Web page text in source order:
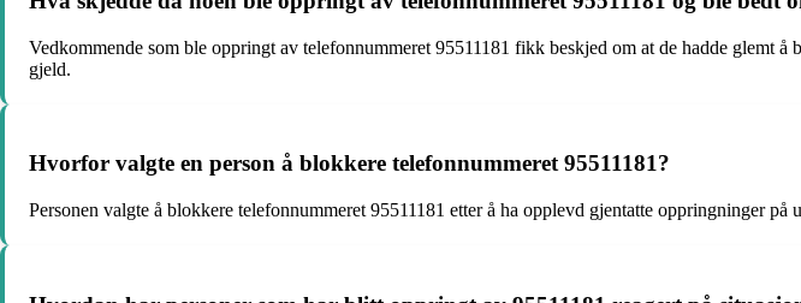
Vedkommende som ble oppringt av telefonnummeret 95511181 fikk beskjed om at de hadde glemt
gjeld.
Hvorfor valgte en person å blokkere telefonnummeret 95511181?
Personen valgte å blokkere telefonnummeret 95511181 etter å ha opplevd gjentatte oppringninger